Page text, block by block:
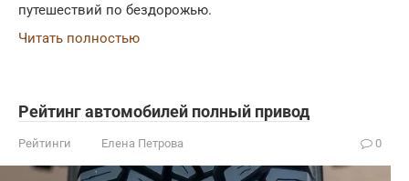
путешествий по бездорожью.
Читать полностью
Рейтинг автомобилей полный привод
Рейтинги Елена Петрова 0